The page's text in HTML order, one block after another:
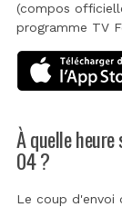
(compos
programme TV
À quelle
04 ?
Le coup d'envoi